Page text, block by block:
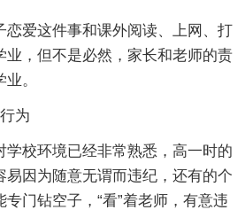
恋爱这件事和课外阅读、上网、打
业，但不是必然，家长和老师的责
。
为
学校环境已经非常熟悉，高一时的
易因为随意无谓而违纪，还有的个
门钻空子，“看”着老师，有意违